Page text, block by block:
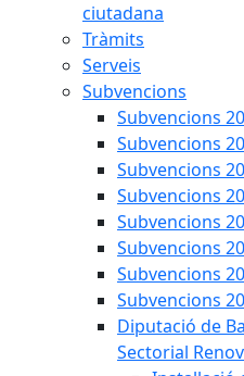
ciutadana
Tràmits
Serveis
Subvencions
Subvencions
Subvencions
Subvencions
Subvencions
Subvencions
Subvencions
Subvencions
Subvencions
Diputació de
Sectorial